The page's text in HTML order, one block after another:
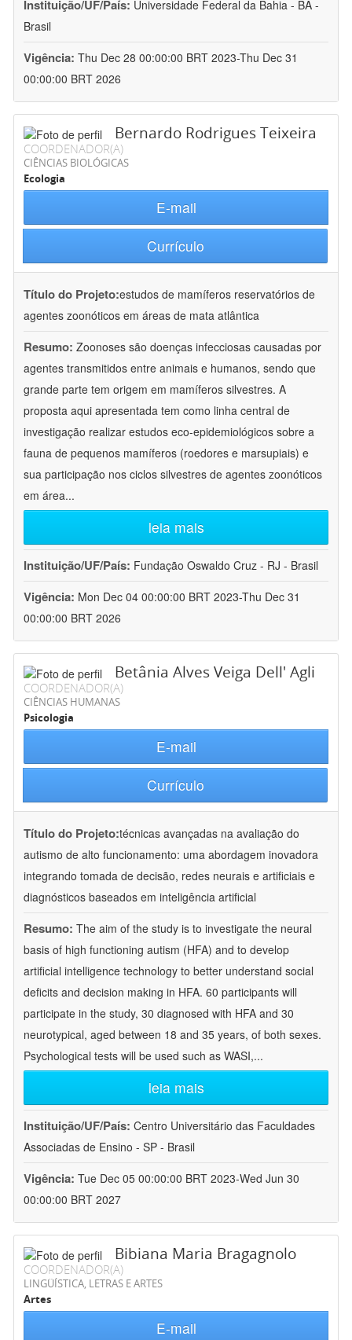
Instituição/UF/País: Universidade Federal da Bahia - BA -
Brasil
Vigência: Thu Dec 28 00:00:00 BRT 2023-Thu Dec 31
00:00:00 BRT 2026
Bernardo Rodrigues Teixeira
COORDENADOR(A)
CIÊNCIAS BIOLÓGICAS
Ecologia
E-mail
Currículo
Título do Projeto:estudos de mamíferos reservatórios de
agentes zoonóticos em áreas de mata atlântica
Resumo: Zoonoses são doenças infecciosas causadas por
agentes transmitidos entre animais e humanos, sendo que
grande parte tem origem em mamíferos silvestres. A
proposta aqui apresentada tem como linha central de
investigação realizar estudos eco-epidemiológicos sobre a
fauna de pequenos mamíferos (roedores e marsupiais) e
sua participação nos ciclos silvestres de agentes zoonóticos
em área...
leia mais
Instituição/UF/País: Fundação Oswaldo Cruz - RJ - Brasil
Vigência: Mon Dec 04 00:00:00 BRT 2023-Thu Dec 31
00:00:00 BRT 2026
Betânia Alves Veiga Dell' Agli
COORDENADOR(A)
CIÊNCIAS HUMANAS
Psicologia
E-mail
Currículo
Título do Projeto:técnicas avançadas na avaliação do
autismo de alto funcionamento: uma abordagem inovadora
integrando tomada de decisão, redes neurais e artificiais e
diagnósticos baseados em inteligência artificial
Resumo: The aim of the study is to investigate the neural
basis of high functioning autism (HFA) and to develop
artificial intelligence technology to better understand social
deficits and decision making in HFA. 60 participants will
participate in the study, 30 diagnosed with HFA and 30
neurotypical, aged between 18 and 35 years, of both sexes.
Psychological tests will be used such as WASI,...
leia mais
Instituição/UF/País: Centro Universitário das Faculdades
Associadas de Ensino - SP - Brasil
Vigência: Tue Dec 05 00:00:00 BRT 2023-Wed Jun 30
00:00:00 BRT 2027
Bibiana Maria Bragagnolo
COORDENADOR(A)
LINGÜÍSTICA, LETRAS E ARTES
Artes
E-mail